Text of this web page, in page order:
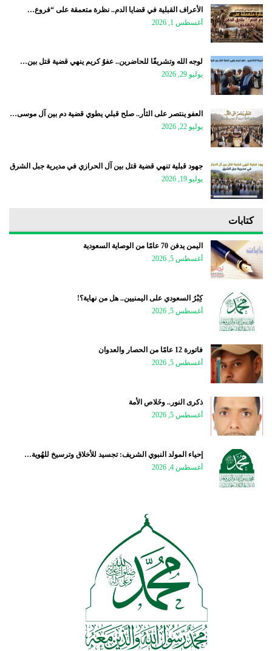
الأعراف القبلية في قضايا الدم.. نظرة متعمقة على “فروع…
أغسطس 1, 2026
لوجه الله وتشريفًا للحاضرين.. عفوٌ كريم ينهي قضية قتل بين…
يوليو 29, 2026
العفو ينتصر على الثأر.. صلح قبلي يطوي قضية دم بين آل موسى…
يوليو 22, 2026
جهود قبلية تنهي قضية قتل بين آل الحرازي في مديرية جبل الشرق
يوليو 19, 2026
كتابات
اليمن يدفن 70 عامًا من الوصاية السعودية
أغسطس 5, 2026
كِبْرُ السعودي على اليمنيين.. هل من نهاية؟!
أغسطس 5, 2026
فاتورة 12 عامًا من الحصار والعدوان
أغسطس 5, 2026
ذكرى النور.. وخَلاص الأمة
أغسطس 5, 2026
إحياء المولد النبوي الشريف: تجسيد للأخلاق وترسيخ للهُوية…
أغسطس 4, 2026